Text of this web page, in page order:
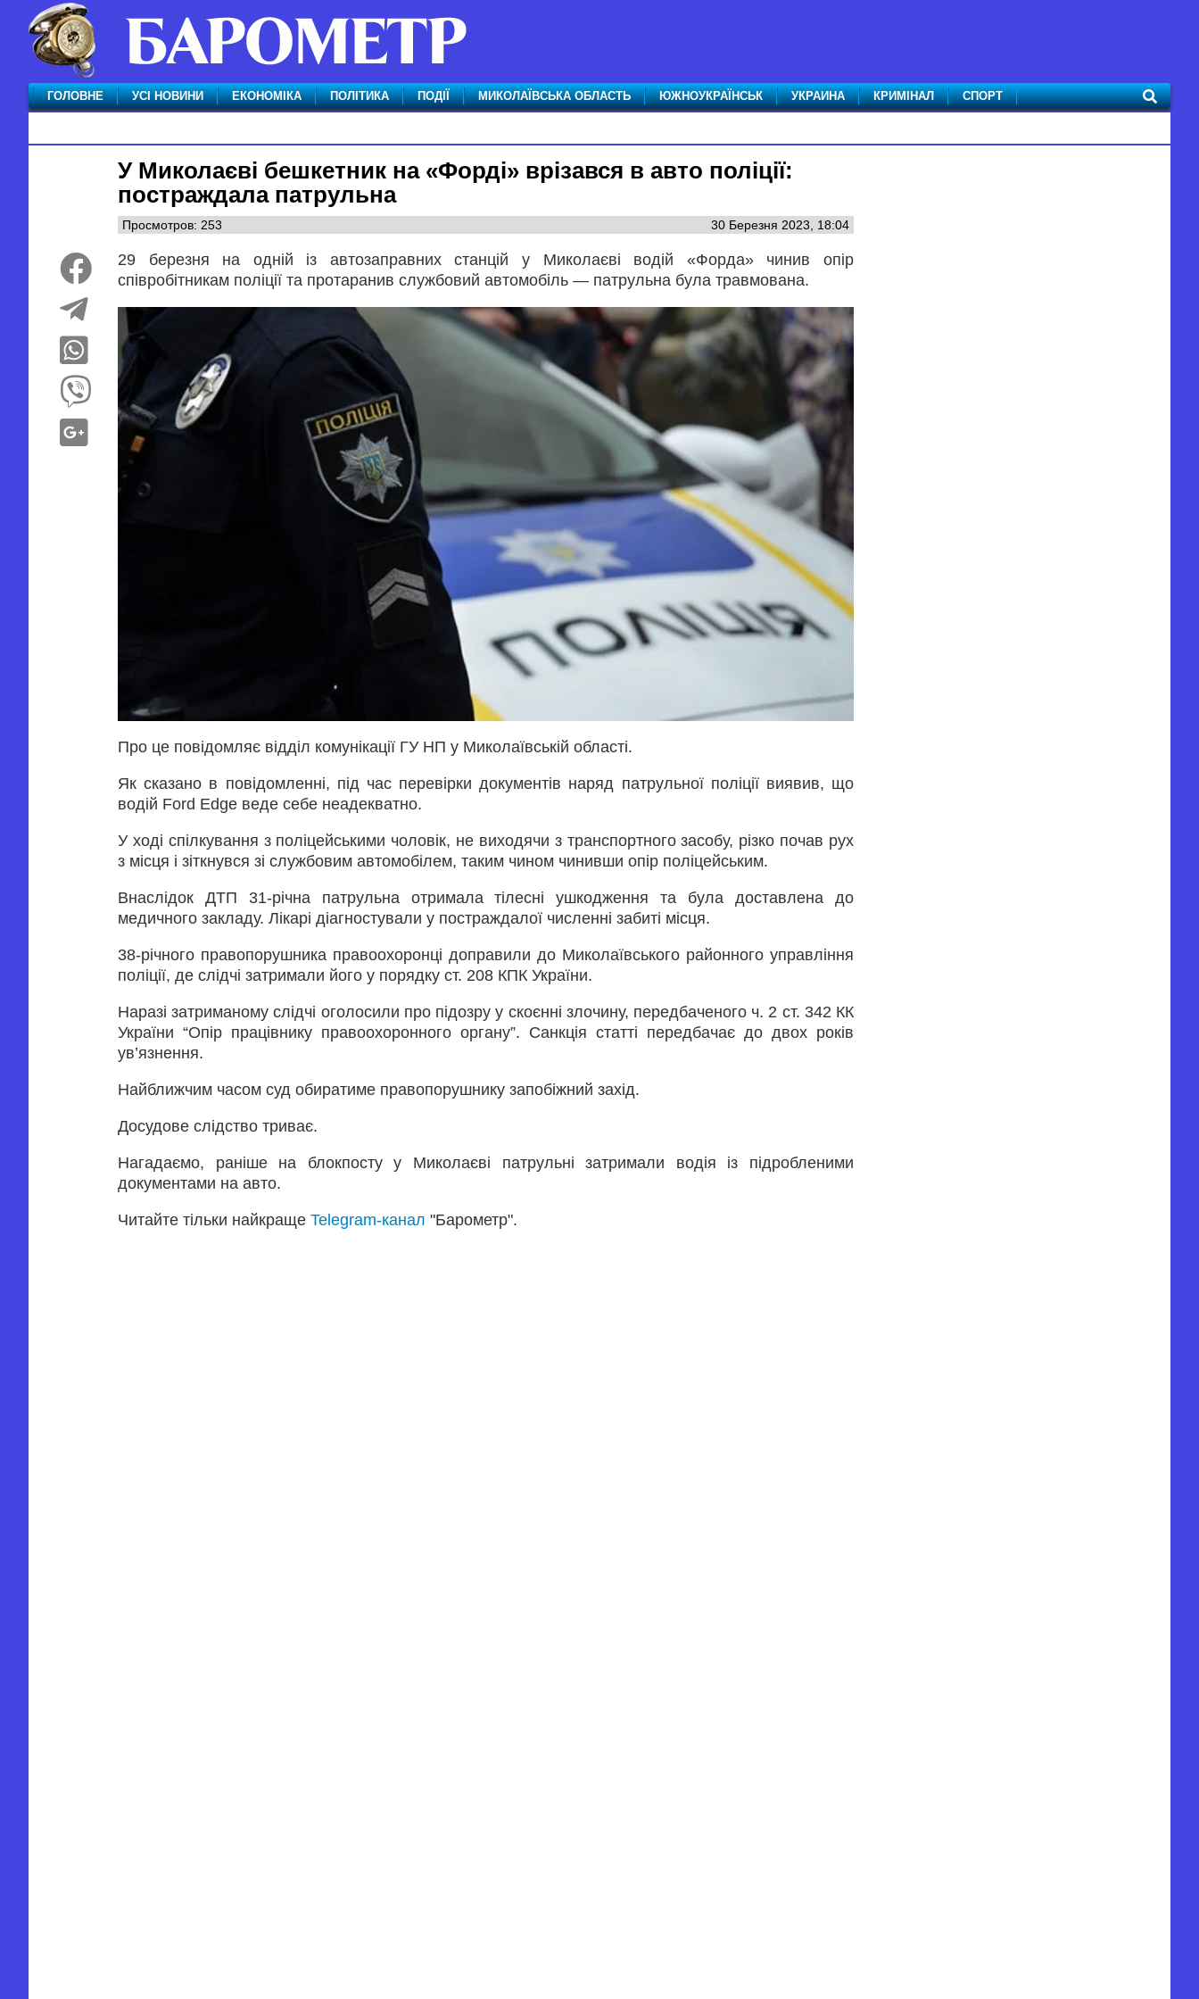
ГОЛОВНЕ УСІ НОВИНИ ЕКОНОМІКА ПОЛІТИКА ПОДІЇ МИКОЛАЇВСЬКА ОБЛАСТЬ ЮЖНОУКРАЇНСЬК УКРАИНА КРИМІНАЛ СПОРТ
У Миколаєві бешкетник на «Форді» врізався в авто поліції:
постраждала патрульна
Просмотров: 253 30 Березня 2023, 18:04
29 березня на одній із автозаправних станцій у Миколаєві водій «Форда» чинив опір
співробітникам поліції та протаранив службовий автомобіль — патрульна була травмована.
Про це повідомляє відділ комунікації ГУ НП у Миколаївській області.
Як сказано в повідомленні, під час перевірки документів наряд патрульної поліції виявив, що
водій Ford Edge веде себе неадекватно.
У ході спілкування з поліцейськими чоловік, не виходячи з транспортного засобу, різко почав рух
з місця і зіткнувся зі службовим автомобілем, таким чином чинивши опір поліцейським.
Внаслідок ДТП 31-річна патрульна отримала тілесні ушкодження та була доставлена ​​до
медичного закладу. Лікарі діагностували у постраждалої численні забиті місця.
38-річного правопорушника правоохоронці доправили до Миколаївського районного управління
поліції, де слідчі затримали його у порядку ст. 208 КПК України.
Наразі затриманому слідчі оголосили про підозру у скоєнні злочину, передбаченого ч. 2 ст. 342 КК
України “Опір працівнику правоохоронного органу”. Санкція статті передбачає до двох років
ув’язнення.
Найближчим часом суд обиратиме правопорушнику запобіжний захід.
Досудове слідство триває.
Нагадаємо, раніше на блокпосту у Миколаєві патрульні затримали водія із підробленими
документами на авто.
Читайте тільки найкраще Telegram-канал "Барометр".